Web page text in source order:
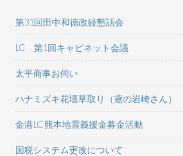
第31回田中和徳政経懇話会
LC 第1回キャビネット会議
太平商事お伺い
ハナミズキ花壇草取り（鳶の岩崎さん）
金港LC 熊本地震義援金募金活動
国税システム更改について